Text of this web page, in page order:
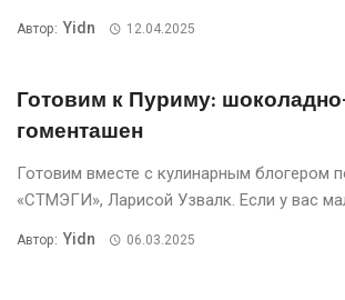
Автор: Yidn 12.04.2025
Готовим к Пуриму:
гоменташен
Готовим вместе с кулинарным блогером
«СТМЭГИ», Ларисой Узвалк. Если у вас
Автор: Yidn 06.03.2025